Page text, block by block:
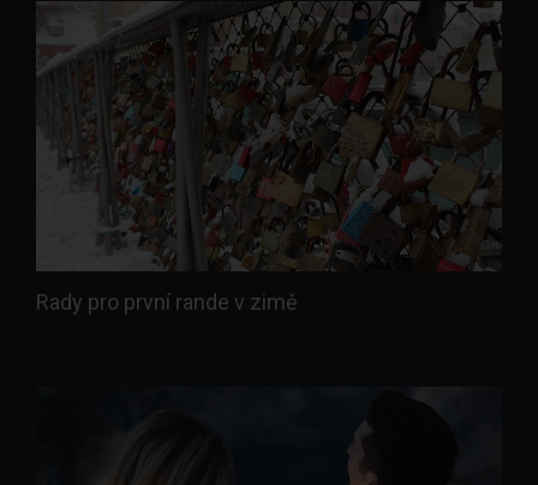
Rady pro první rande v zimě